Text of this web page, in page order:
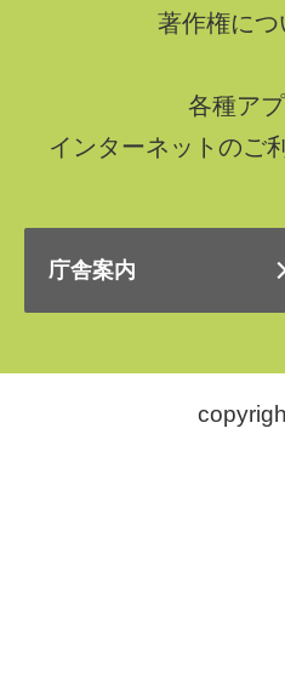
著作権につ
各種ア
インターネットのご
庁舎案内